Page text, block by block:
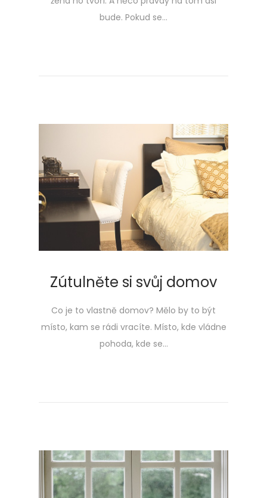
bude. Pokud se…
Zútulněte si svůj domov
Co je to vlastně domov? Mělo by to být
místo, kam se rádi vracíte. Místo, kde vládne
pohoda, kde se…